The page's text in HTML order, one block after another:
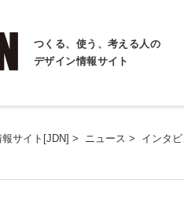
つくる、使う、考える人の
デザイン情報サイト
サイト[JDN] > ニュース > インタ